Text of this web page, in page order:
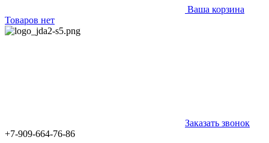
Ваша корзина
Товаров нет
Заказать звонок
+7-909-664-76-86